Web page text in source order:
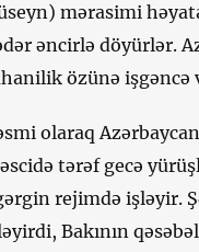
mərasimi
əncirlə döyürlər.
özünə işgəncə
olaraq
tərəf gecə
rejimdə işləyir.
Bakının